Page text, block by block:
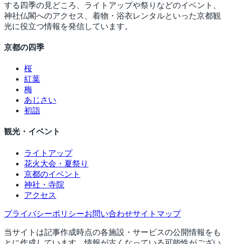
する四季の見どころ、ライトアップや祭りなどのイベント、
神社仏閣へのアクセス、着物・浴衣レンタルといった京都観
光に役立つ情報を発信しています。
京都の四季
桜
紅葉
梅
あじさい
初詣
観光・イベント
ライトアップ
花火大会・夏祭り
京都のイベント
神社・寺院
アクセス
プライバシーポリシーお問い合わせサイトマップ
当サイトは記事作成時点の各施設・サービスの公開情報をも